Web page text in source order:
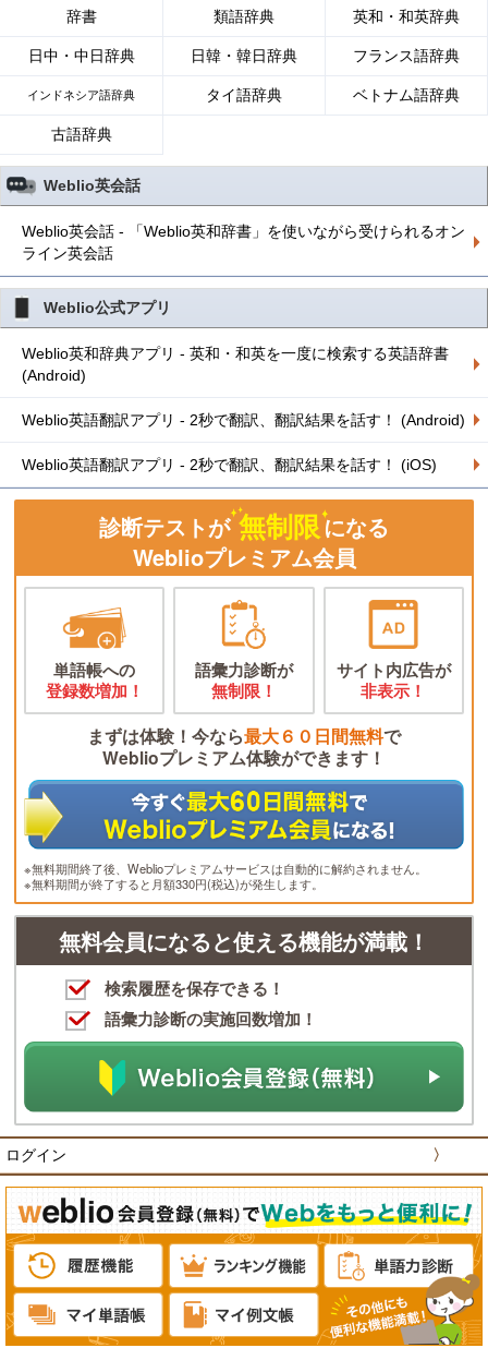
辞書 類語辞典 英和・和英辞典
日中・中日辞典 日韓・韓日辞典 フランス語辞典
インドネシア語辞典 タイ語辞典 ベトナム語辞典
古語辞典
Weblio英会話
Weblio英会話 - 「Weblio英和辞書」を使いながら受けられるオン
ライン英会話
Weblio公式アプリ
Weblio英和辞典アプリ - 英和・和英を一度に検索する英語辞書
(Android)
Weblio英語翻訳アプリ - 2秒で翻訳、翻訳結果を話す！ (Android)
Weblio英語翻訳アプリ - 2秒で翻訳、翻訳結果を話す！ (iOS)
診断テストが 無制限になる
Weblioプレミアム会員
単語帳への
登録数増加！
語彙力診断が
無制限！
サイト内広告が
非表示！
まずは体験！今なら最大６０日間無料で
Weblioプレミアム体験ができます！
※無料期間終了後、Weblioプレミアムサービスは自動的に解約されません。
※無料期間が終了すると月額330円(税込)が発生します。
無料会員になると使える機能が満載！
検索履歴を保存できる！
語彙力診断の実施回数増加！
ログイン 〉